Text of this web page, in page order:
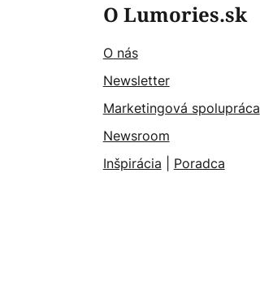
O Lumories.sk
O nás
Newsletter
Marketingová spolupráca
Newsroom
Inšpirácia
Poradca